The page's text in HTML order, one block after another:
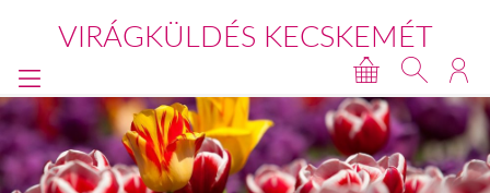
VIRÁGKÜLDÉS KECSKEMÉT